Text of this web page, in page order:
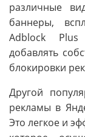
различные
баннеры,
Adblock Plus
добавлять
блокировки
Другой
рекламы в
Это легкое и